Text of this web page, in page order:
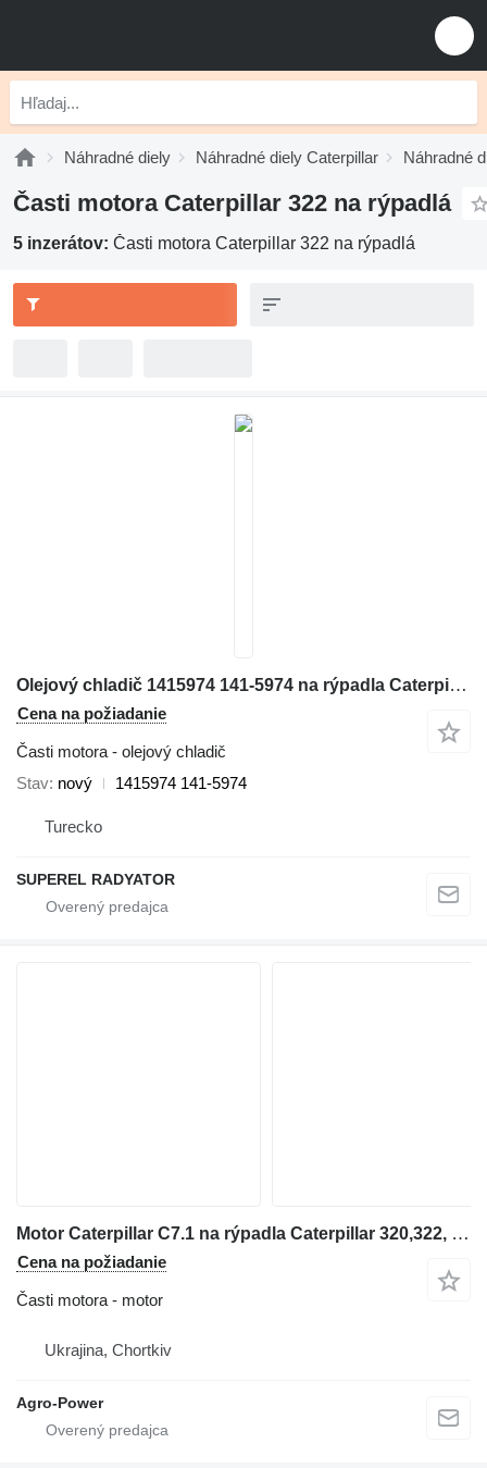
Náhradné diely Náhradné diely Caterpillar Náhradné
Časti motora Caterpillar 322 na rýpadlá
5 inzerátov: Časti motora Caterpillar 322 na rýpadlá
Olejový chladič 1415974 141-5974 na rýpadla Caterpillar 322B LN, 322B L
Cena na požiadanie
Časti motora - olejový chladič
Stav nový 1415974 141-5974
Turecko
SUPEREL RADYATOR
Motor Caterpillar C7.1 na rýpadla Caterpillar 320,322, 330, 962
Cena na požiadanie
Časti motora - motor
Ukrajina, Chortkiv
Agro-Power